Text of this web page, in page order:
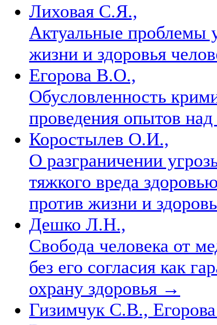
Лиховая С.Я.,
Актуальные проблемы
жизни и здоровья
Егорова В.О.,
Обусловленность
проведения опытов
Коростылев О.И.,
О разграничении
тяжкого вреда
против жизни и
Дешко Л.Н.,
Свобода человека от
без его согласия как
охрану здоровья →
Гизимчук С.В.,